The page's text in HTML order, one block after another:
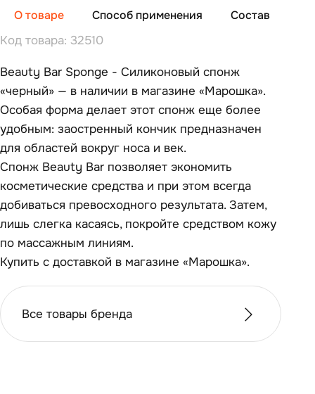
О товаре Способ применения Состав
Код товара: 32510
Beauty Bar Sponge - Силиконовый спонж
«черный» — в наличии в магазине «Марошка».
Особая форма делает этот спонж еще более
удобным: заостренный кончик предназначен
для областей вокруг носа и век.
Спонж Beauty Bar позволяет экономить
косметические средства и при этом всегда
добиваться превосходного результата. Затем,
лишь слегка касаясь, покройте средством кожу
по массажным линиям.
Купить с доставкой в магазине «Марошка».
Все товары бренда